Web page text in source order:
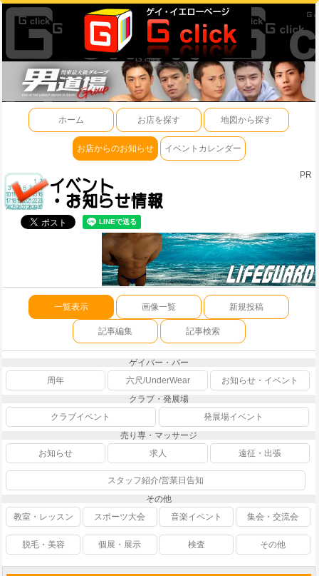
ホーム お店を探す 地図から探す
お店からのお知らせ イベントカレンダー
PR
一覧表示 画像一覧 新規投稿
記事編集 記事検索
ゲイバー・バー
周年
六尺/UnderWear
お知らせ・イベント
クラブ・発展場
クラブイベント
発展場イベント
売り専・マッサージ
お知らせ
求人 遠征・出張
スタッフ紹介/営業日告知
その他
教室・レッスン
スポーツ大会 音楽イベント 集会・交流会
脱毛・美容 個展・展示 検査 その他